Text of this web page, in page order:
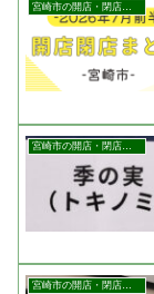
宮崎市の開店・閉店まとめ